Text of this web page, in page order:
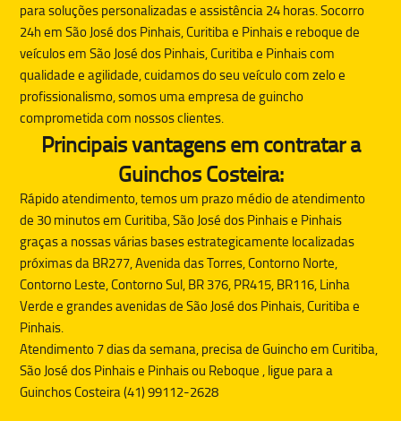
para soluções personalizadas e assistência 24 horas. Socorro
24h em São José dos Pinhais, Curitiba e Pinhais e reboque de
veículos em São José dos Pinhais, Curitiba e Pinhais com
qualidade e agilidade, cuidamos do seu veículo com zelo e
profissionalismo, somos uma empresa de guincho
comprometida com nossos clientes.
Principais vantagens em contratar a
Guinchos Costeira:
Rápido atendimento, temos um prazo médio de atendimento
de 30 minutos em Curitiba, São José dos Pinhais e Pinhais
graças a nossas várias bases estrategicamente localizadas
próximas da BR277, Avenida das Torres, Contorno Norte,
Contorno Leste, Contorno Sul, BR 376, PR415, BR116, Linha
Verde e grandes avenidas de São José dos Pinhais, Curitiba e
Pinhais.
Atendimento 7 dias da semana, precisa deGuinchoem Curitiba,
São José dos Pinhais e Pinhais ou Reboque , ligue para a
Guinchos Costeira (41) 99112-2628